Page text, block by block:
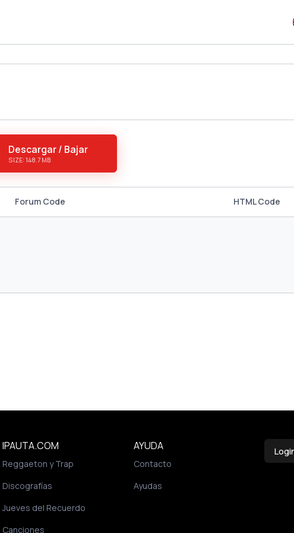
Descargar / Bajar
SIZE: 148.7 MB
Forum Code HTML Code
IPAUTA.COM
Reggaeton y Trap
Discografías
Jueves del Recuerdo
Canciones
AYUDA
Contacto
Ayudas